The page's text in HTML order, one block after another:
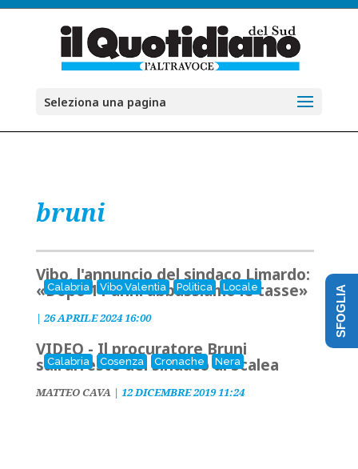
Seleziona una pagina
bruni
Calabria Vibo Valentia Politica Locale
Vibo, l'annuncio del sindaco Limardo:
«Dopo 11 anni abbassiamo le tasse»
| 26 APRILE 2024 16:00
Calabria Cosenza Cronache Nera
VIDEO - Il procuratore Bruni
sull'arresto del sindaco di Scalea
MATTEO CAVA| 12 DICEMBRE 2019 11:24
SFOGLIA